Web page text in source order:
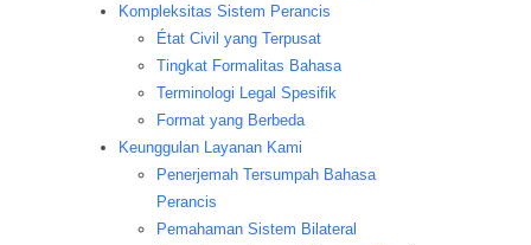
Kompleksitas Sistem Perancis
État Civil yang Terpusat
Tingkat Formalitas Bahasa
Terminologi Legal Spesifik
Format yang Berbeda
Keunggulan Layanan Kami
Penerjemah Tersumpah Bahasa
Perancis
Pemahaman Sistem Bilateral